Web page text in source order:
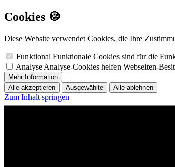
Cookies 🍪
Diese Website verwendet Cookies, die Ihre
Funktional Funktionale Cookies sind für die
Analyse Analyse-Cookies helfen Webseiten-
Mehr Information
Alle akzeptieren
Ausgewählte Alle ablehnen
Zum Inhalt springen